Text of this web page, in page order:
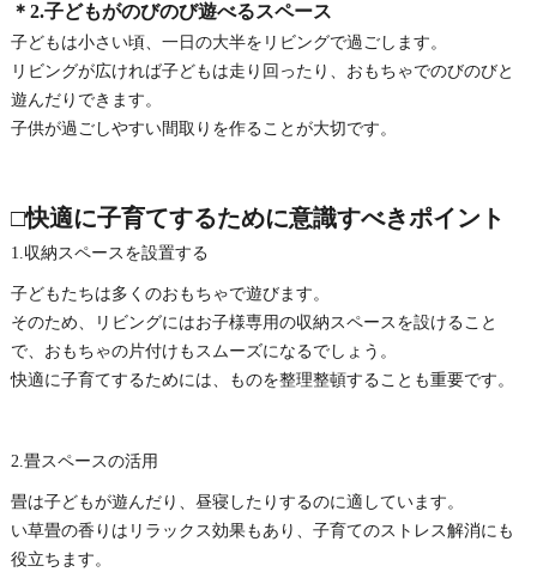
＊2.子どもがのびのび遊べるスペース
子どもは小さい頃、一日の大半をリビングで過ごします。
リビングが広ければ子どもは走り回ったり、おもちゃでのびのびと
遊んだりできます。
子供が過ごしやすい間取りを作ることが大切です。
□快適に子育てするために意識すべきポイント
1.収納スペースを設置する
子どもたちは多くのおもちゃで遊びます。
そのため、リビングにはお子様専用の収納スペースを設けること
で、おもちゃの片付けもスムーズになるでしょう。
快適に子育てするためには、ものを整理整頓することも重要です。
2.畳スペースの活用
畳は子どもが遊んだり、昼寝したりするのに適しています。
い草畳の香りはリラックス効果もあり、子育てのストレス解消にも
役立ちます。